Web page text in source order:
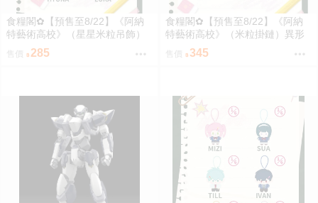
食糧閣✿【預售至8/22】《阿納
特藝術高校》（星星米粒吊飾）
異形舞臺／異形舞台／阿納特藝
術高校／ALIENSTAGE／Till／Iva
285
食糧閣✿【預售至8/22】《阿納
特藝術高校》（米粒掛鏈）異形
舞臺／異形舞台／阿納特藝術高
校／ALIENSTAGE／Till／Ivan／
345